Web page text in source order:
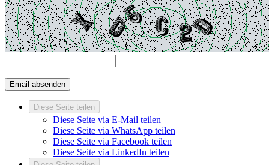
Diese Seite teilen
Diese Seite via E-Mail teilen
Diese Seite via WhatsApp teilen
Diese Seite via Facebook teilen
Diese Seite via LinkedIn teilen